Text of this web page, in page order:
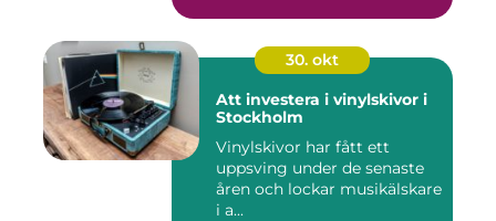
30. okt
Att investera i vinylskivor i
Stockholm
Vinylskivor har fått ett
uppsving under de senaste
åren och lockar musikälskare
i a...